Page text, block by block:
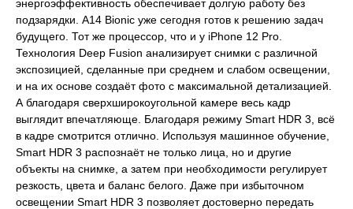
энергоэффективность обеспечивает долгую работу без
подзарядки. A14 Bionic уже сегодня готов к решению задач
будущего. Тот же процессор, что и у iPhone 12 Pro.
Технология Deep Fusion анализирует снимки с различной
экспозицией, сделанные при среднем и слабом освещении,
и на их основе создаёт фото с максимальной детализацией.
А благодаря сверхширокоугольной камере весь кадр
выглядит впечатляюще. Благодаря режиму Smart HDR 3, всё
в кадре смотрится отлично. Используя машинное обучение,
Smart HDR 3 распознаёт не только лица, но и другие
объекты на снимке, а затем при необходимости регулирует
резкость, цвета и баланс белого. Даже при избыточном
освещении Smart HDR 3 позволяет достоверно передать